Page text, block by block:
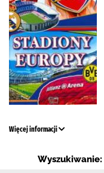
Więcej informacji
Wyszukiwanie: